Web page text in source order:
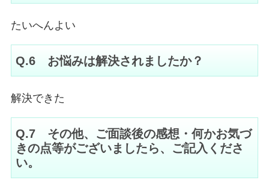
たいへんよい
Q.6 お悩みは解決されましたか？
解決できた
Q.7 その他、ご面談後の感想・何かお気づ
きの点等がございましたら、ご記入くださ
い。